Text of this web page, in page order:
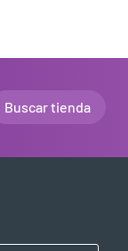
Buscar tienda